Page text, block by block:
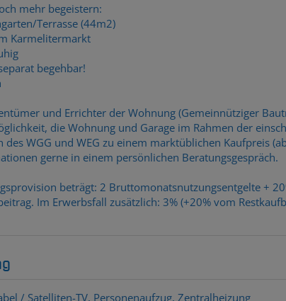
mehr begeistern:
Terrasse (44m2)
Karmelitermarkt
begehbar!
und Errichter der Wohnung (Gemeinnütziger
die Wohnung und Garage im Rahmen der
des WGG und WEG zu einem marktüblichen Kaufpreis
gerne in einem persönlichen Beratungsgespräch.
beträgt: 2 Bruttomonatsnutzungsentgelte +
Im Erwerbsfall zusätzlich: 3% (+20% vom
/ Satelliten-TV Personenaufzug Zentralheizung